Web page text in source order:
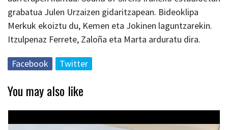
grabatua Julen Urzaizen gidaritzapean. Bideoklipa
Merkuk ekoiztu du, Kemen eta Jokinen laguntzarekin.
Itzulpenaz Ferrete, Zaloña eta Marta arduratu dira.
Facebook Twitter
You may also like